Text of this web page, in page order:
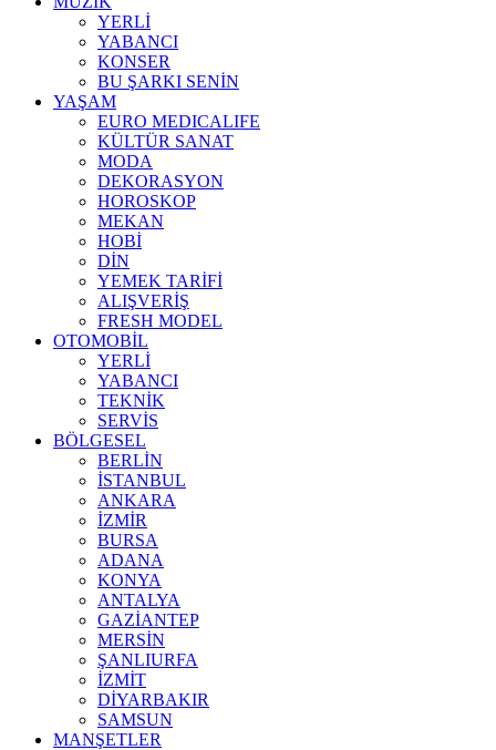
YERLİ
YABANCI
KONSER
BU ŞARKI SENİN
YAŞAM
EURO MEDICALIFE
KÜLTÜR SANAT
MODA
DEKORASYON
HOROSKOP
MEKAN
HOBİ
DİN
YEMEK TARİFİ
ALIŞVERİŞ
FRESH MODEL
OTOMOBİL
YERLİ
YABANCI
TEKNİK
SERVİS
BÖLGESEL
BERLİN
İSTANBUL
ANKARA
İZMİR
BURSA
ADANA
KONYA
ANTALYA
GAZİANTEP
MERSİN
ŞANLIURFA
İZMİT
DİYARBAKIR
SAMSUN
MANŞETLER